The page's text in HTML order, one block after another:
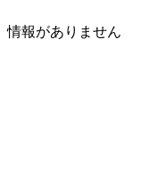
情報がありません